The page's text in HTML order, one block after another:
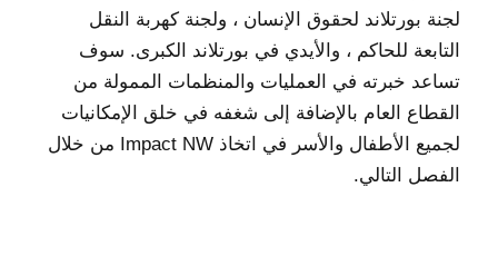
لجنة بورتلاند لحقوق الإنسان ، ولجنة كهربة النقل
التابعة للحاكم ، والأيدي في بورتلاند الكبرى. سوف
تساعد خبرته في العمليات والمنظمات الممولة من
القطاع العام بالإضافة إلى شغفه في خلق الإمكانيات
لجميع الأطفال والأسر في اتخاذ Impact NW من خلال
الفصل التالي.